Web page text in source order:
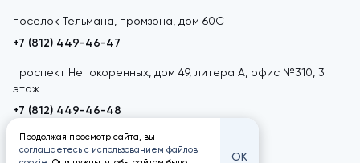
поселок Тельмана, промзона, дом 60С
+7 (812) 449-46-47
проспект Непокоренных, дом 49, литера А, офис №310, 3
этаж
+7 (812) 449-46-48
Продолжая просмотр сайта, вы
соглашаетесь с использованием файлов
ОК